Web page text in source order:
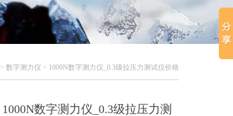
> 数字测力仪 > 1000N数字测力仪_0.3级拉压力测试仪价格
1000N数字测力仪_0.3级拉压力测